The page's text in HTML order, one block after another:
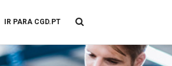
IR PARA CGD.PT